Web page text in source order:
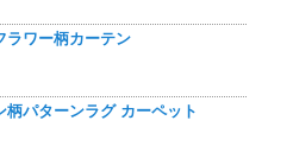
ラワー柄カーテン
柄パターンラグ カーペット